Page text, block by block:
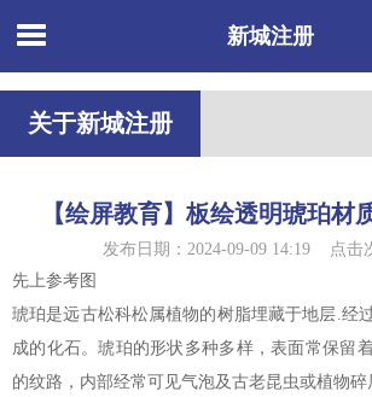
新城注册
关于新城注册
【绘屏教育】板绘透明琥珀材
发布日期：2024-09-09 14:19 点击
先上参考图
琥珀是远古松科松属植物的树脂埋藏于地层.经
成的化石。琥珀的形状多种多样，表面常保留
的纹路，内部经常可见气泡及古老昆虫或植物碎